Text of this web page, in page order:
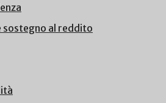
sostegno al reddito